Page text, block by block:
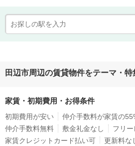
田辺市周辺の賃貸物件をテーマ・
家賃・初期費用・お得条件
初期費用が安い
仲介手数料が家賃の
仲介手数料無料
敷金礼金なし フリー
家賃クレジットカード払い可
更新料な